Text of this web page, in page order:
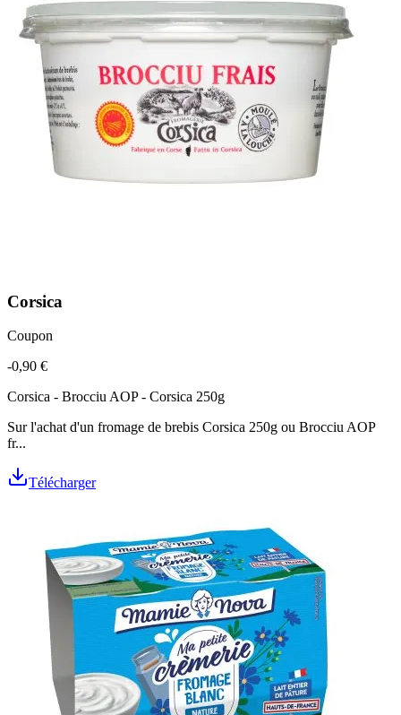
Corsica
Coupon
-0,90 €
Corsica - Brocciu AOP - Corsica 250g
Sur l'achat d'un fromage de brebis Corsica 250g ou Brocciu AOP
fr...
Télécharger